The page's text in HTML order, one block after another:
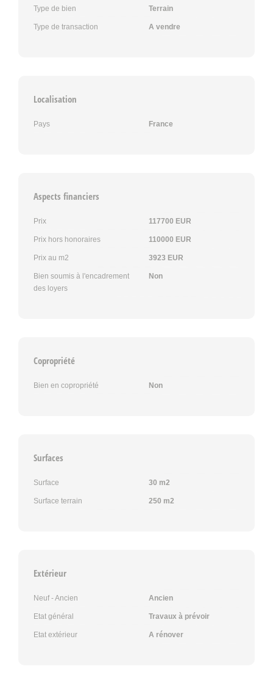
Type de bien Terrain
Type de transaction A vendre
Localisation
Pays France
Aspects financiers
Prix 117700 EUR
Prix hors honoraires 110000 EUR
Prix au m2 3923 EUR
Bien soumis à l'encadrement
des loyers
Non
Copropriété
Bien en copropriété Non
Surfaces
Surface 30 m2
Surface terrain 250 m2
Extérieur
Neuf - Ancien Ancien
Etat général Travaux à prévoir
Etat extérieur A rénover